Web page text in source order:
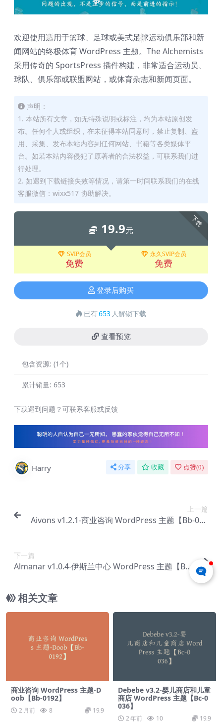
❅
❅
❅
欢迎使用适用于篮球、足球或美式足球运动俱乐部和新
闻网站的终极体育 WordPress 主题。The Alchemists
采用传奇的 SportsPress 插件构建，非常适合运动员、
球队、俱乐部或联盟网站，或体育杂志和新闻页面。
声明：
1. 本站所有文章，如无特殊说明或标注，均为本站原创发
布。任何个人或组织，在未征得本站同意时，禁止复制、盗
用、采集、发布本站内容到任何网站、书籍等各类媒体平
台。如若本站内容侵犯了原著者的合法权益，可联系我们进
行处理。
2. 如遇到下载链接失效等情况，请第一时间联系我们的在线
客服微信：wixx517 协助解决。
下载
19.9元
SVIP会员
免费
永久SVIP会员
免费
登录后购买
已有653 人解锁下载
查看预览
包含资源: (1个)
累计销量: 653
下载遇到问题？可联系客服或反馈
Harry 分享 收藏 点赞(0)
上一篇
Aivons v1.2.1-商业咨询 WordPress 主题【Bb-000
下一篇
Almanar v1.0.4-伊斯兰中心 WordPress 主题【Bb-
相关文章
商业咨询 WordPress 主题-D
oob【Bb-0192】
2 月前 8 19.9
Debebe v3.2-婴儿商店和儿童
商店 WordPress 主题【Bc-0
036】
2 年前 10 19.9